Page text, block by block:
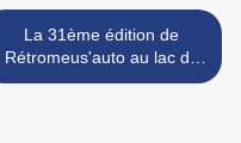
La 31ème édition de
Rétromeus'auto au lac de
Madine ce matin >